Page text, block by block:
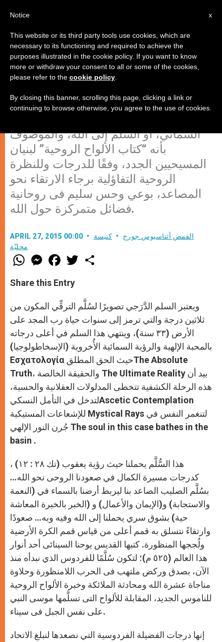
السُّلَّمُ إِلىَ الَّلهِ
كتب القديس يوحنا الدَّرَجى “السُّلَّمي”
السمائي، أو السلم إلى الله، والموصوف
بأنه “كتاب الألواح الروحية” لبنيان
المسيحيين الجدد، وفقًا للدرجات وللنظرة
الروحية التفاؤلية برجاء الارتقاء نحو
المصاعد، بوعي وحس سليم فى روحانية
فضائل متمركزة حول الله.
APRIL 27, 2015 00:00 القمص أثناسيوس جورج
كنيسة
محليّة
W
h
t
s
p
p
M
e
s
e
g
e
r
F
a
e
b
o
k
w
r
Share this Entry
ويعتبر السلم الدَّرَجي تصويرًا لسُلَّم الترقِّي المكون من
ثلاثين درجة والتي ترمز إلى سنوات حياة رب المجد على
الأرض (٣٣ سنة)، وينتهي هذا السلم في أعلى درجاته
بالمحبة الإلهية والرؤية السمائية الأُخروية (الإسخاطولوجيا)
Εσχατολογία حيث الحق المطلقThe Absolute
Truth، والحقيقة الخالصة The Ultimate Reality بيد أن
هذه الرحلة الكشفية تتخطى المدلولات العقلانية والحسية،
لتدخل في التأمل النسكيAscetic Contemplation
للإشعاعات المستيكية Mystical Rays لتنغمر النفس في
جُرن النور الإلهي The soul in this case bathes in the
basin .
هذا السُّلَّم يحملنا حيث رؤية يعقوب (تك ٢٨ : ١٢) ،
كدرجات مسيرة الكمال في صعودنا الروحى نحو الله…
بسُلَّم الصليب الصاعد بنا ليربط أرضنا بالسماء في (النعمة
والاستجابة) و(الإيمان والأعمال) و (الخبر بالخبرة المعاشة
حية) بشوق سرﻱ يحملنا إلى الله وفيه وبه… صعودًا
وارتقاءً نتسلق به قمم أعلى من قياس قمم الكرة الأرضية
ولُججها المنظورة. كتبها القديس يوحنا السينائى أحد أنوار
هذا العالم (٥٢٥ م)؛ لتكون سُلَّمًا للفردوس الذﻱ نبدأه منذ
الآن، بصدق وركض ملتهب فى الحرب اللامنظورة وحلاوة
مناجاة عشرة الله ومحادثة الملائكة وخبرة الألواح الروحية
للناموس الجديد، المقابلة للألواح التى تسلَّمها موسى النبي
على نفس الجبل فى سيناء.
إنها درجات الفضيلة الفردوسية التي نصعدها لنبلغ الاتحاد
x
Notice
This website or its third party tools use cookies, which are
necessary to its functioning and required to achieve the
purposes illustrated in the cookie policy. If you want to know
more or withdraw your consent to all or some of the cookies,
please refer to the cookie policy
By closing this banner, scrolling this page, clicking a link or
continuing to browse otherwise, you agree to the use of cookies.